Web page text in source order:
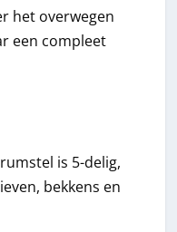
het overwegen
een compleet
is 5-delig,
bekkens en